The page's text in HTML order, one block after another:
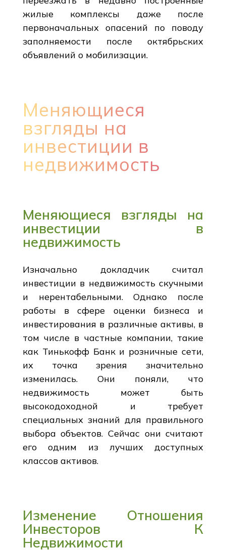
жилые комплексы даже после
первоначальных опасений по поводу
заполняемости после октябрьских
объявлений о мобилизации.
Меняющиеся
взгляды на
инвестиции в
недвижимость
Меняющиеся взгляды на
инвестиции в
недвижимость
Изначально докладчик считал
инвестиции в недвижимость скучными
и нерентабельными. Однако после
работы в сфере оценки бизнеса и
инвестирования в различные активы, в
том числе в частные компании, такие
как Тинькофф Банк и розничные сети,
их точка зрения значительно
изменилась. Они поняли, что
недвижимость может быть
высокодоходной и требует
специальных знаний для правильного
выбора объектов. Сейчас они считают
его одним из лучших доступных
классов активов.
Изменение Отношения
Инвесторов К
Недвижимости